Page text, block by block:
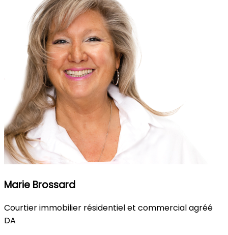
Marie Brossard
Courtier immobilier résidentiel et commercial agréé
DA